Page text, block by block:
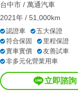
台中市 / 萬通汽車
2021年 / 51,000km
認證車
五大保證
符合保固
里程保證
實車實價
友善試車
非多元化營業用車
立即諮詢